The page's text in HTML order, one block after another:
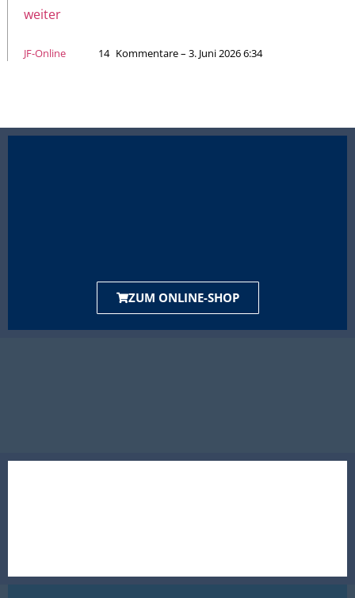
weiter
JF-Online 14 Kommentare – 3. Juni 2026 6:34
ZUM ONLINE-SHOP